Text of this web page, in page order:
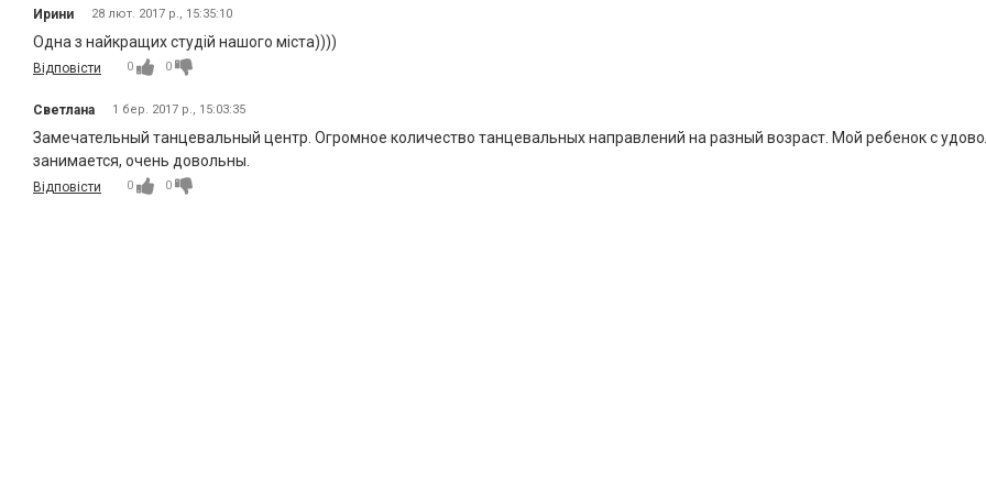
Ирини 28 лют. 2017 р., 15:35:10
Одна з найкращих студій нашого міста))))
Відповісти 0 0
Светлана 1 бер. 2017 р., 15:03:35
Замечательный танцевальный центр. Огромное количество танцевальных направлений на разный возраст. Мой ребенок с
занимается, очень довольны.
Відповісти 0 0